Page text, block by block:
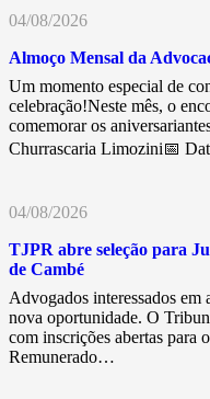
04/08/2026
Almoço Mensal da
Um momento especial de
celebração!Neste mês, o
comemorar os
Churrascaria Limozini📅
04/08/2026
TJPR abre seleção para
de Cambé
Advogados interessados em
nova oportunidade. O
com inscrições abertas para
Remunerado…